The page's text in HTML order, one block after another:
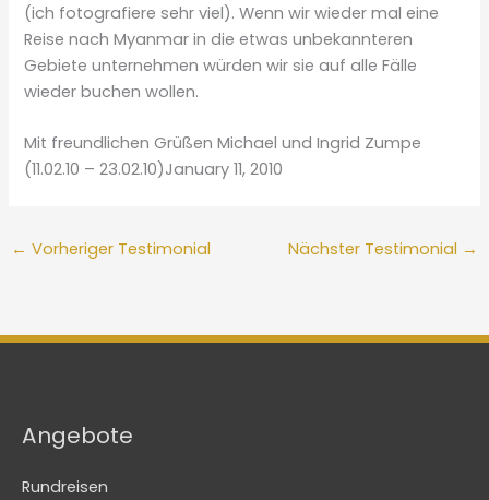
(ich fotografiere sehr viel). Wenn wir wieder mal eine
Reise nach Myanmar in die etwas unbekannteren
Gebiete unternehmen würden wir sie auf alle Fälle
wieder buchen wollen.
Mit freundlichen Grüßen Michael und Ingrid Zumpe
(11.02.10 – 23.02.10)January 11, 2010
← Vorheriger Testimonial Nächster Testimonial →
Angebote
Rundreisen